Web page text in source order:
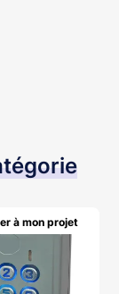
à mon projet